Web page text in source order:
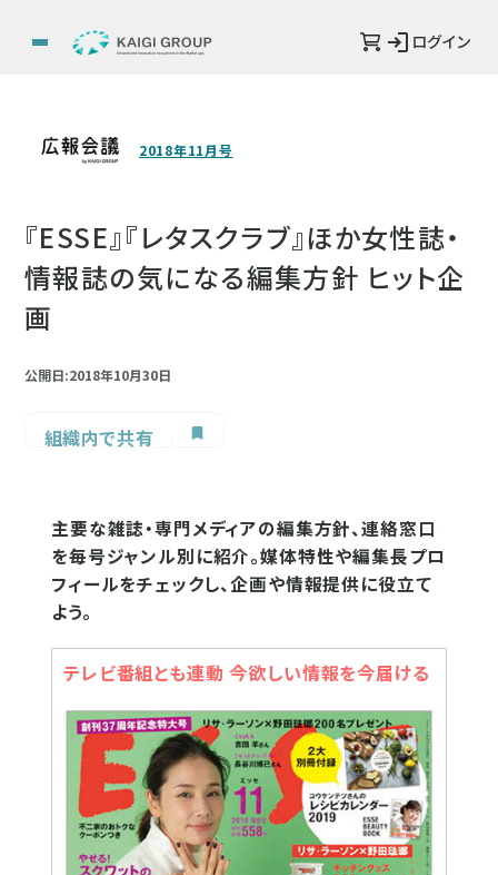
ログイン
2018年11月号
『ESSE』『レタスクラブ』ほか女性誌・
情報誌の気になる編集方針 ヒット企
画
公開日:2018年10月30日
組織内で共有
主要な雑誌・専門メディアの編集方針、連絡窓口
を毎号ジャンル別に紹介。媒体特性や編集長プロ
フィールをチェックし、企画や情報提供に役立て
よう。
テレビ番組とも連動 今欲しい情報を今届ける